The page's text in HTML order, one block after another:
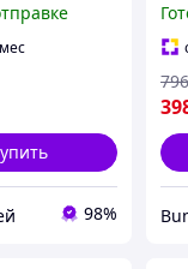
на Molle
98%
796